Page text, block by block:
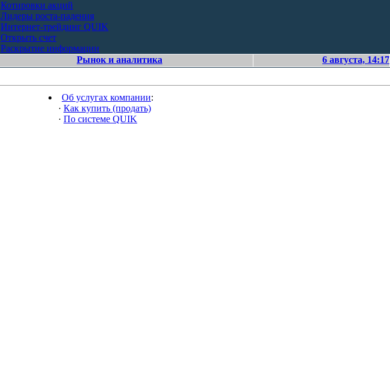
Котировки акций
Лидеры роста-падения
Интернет-трейдинг QUIK
Открыть счет
Раскрытие информации
Рынок и аналитика 6 августа, 14:17
Об услугах компании:
· Как купить (продать)
· По системе QUIK